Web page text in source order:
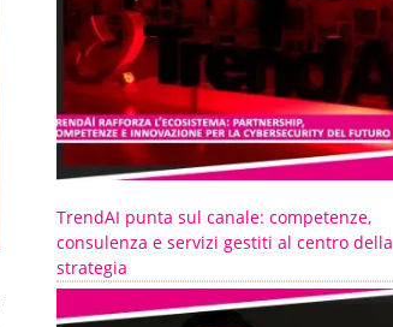
TrendAI punta sul canale: competenze,
consulenza e servizi gestiti al centro della
strategia